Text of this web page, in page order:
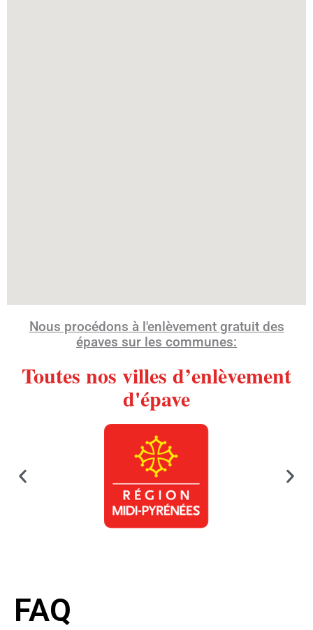
Nous procédons à l'enlèvement gratuit des
épaves sur les communes:
Toutes nos villes d’enlèvement
d'épave
FAQ